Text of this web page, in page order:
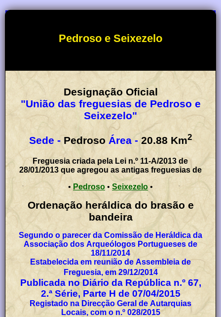
Pedroso e Seixezelo
Designação Oficial
"União das freguesias de Pedroso e
Seixezelo"
Sede - Pedroso Área - 20.88 Km2
Freguesia criada pela Lei n.º 11-A/2013 de
28/01/2013 que agregou as antigas freguesias de
• Pedroso • Seixezelo •
Ordenação heráldica do brasão e
bandeira
Segundo o parecer da Comissão de Heráldica da
Associação dos Arqueólogos Portugueses de
18/11/2014
Estabelecida em reunião de Assembleia de
Freguesia, em 29/12/2014
Publicada no Diário da República n.º 67,
2.ª Série, Parte H de 07/04/2015
Registado na Direcção Geral de Autarquias
Locais, com o n.º 028/2015